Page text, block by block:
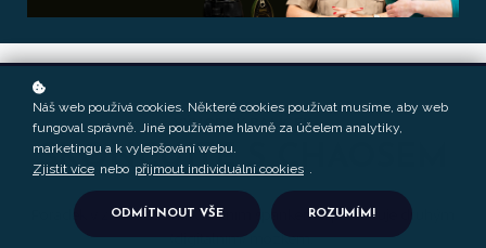
VÝHODNÝ BALÍČEK
SKONCUJTE S CHAOSEM
Pořádek v životě začíná kvalitním spánkem a pokračuje druhým
(digitálním) mozkem.
Náš web používá cookies. Některé cookies používat musíme, aby web
fungoval správně. Jiné používáme hlavně za účelem analytiky,
marketingu a k vylepšování webu.
Zjistit více nebo přijmout individuální cookies .
ODMÍTNOUT VŠE ROZUMÍM!